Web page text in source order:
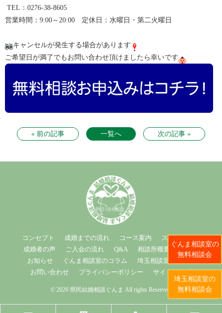
TEL：0276-38-8605
営業時間：9:00～20:00 定休日：水曜日・第二火曜日
キャンセルが発生する場合があります
ご希望日が満了でもお問い合わせ頂けましたら幸いです
« 前の記事 一覧へ 次の記事 »
コンセプト 成婚までの流れ コース案内
スタッフ紹介
成婚者の声
ご入会の流れ Q&A 相談所概要
ブログ
お知らせ
ぐんま相談室のコラム
埼玉相談室のコラム
お問い合わせ
プライバシーポリシー サイトマップ
© 2026 県民結婚相談ぐんま All rights Reserved.
ぐんま相談室の
無料相談会
埼玉相談室の
無料相談会